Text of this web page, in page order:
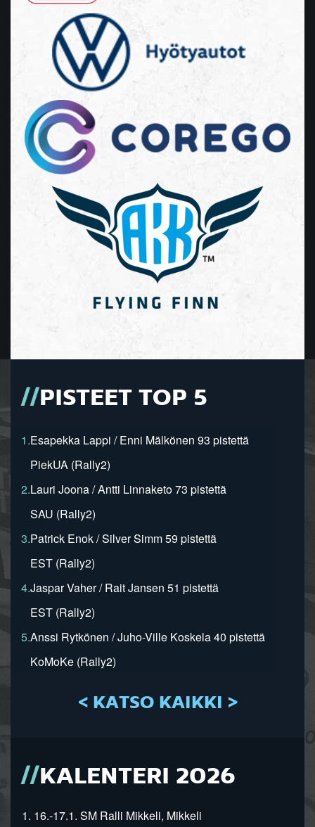
PISTEET TOP 5
1.Esapekka Lappi / Enni Mälkönen 93 pistettä
PiekUA (Rally2)
2.Lauri Joona / Antti Linnaketo 73 pistettä
SAU (Rally2)
3.Patrick Enok / Silver Simm 59 pistettä
EST (Rally2)
4.Jaspar Vaher / Rait Jansen 51 pistettä
EST (Rally2)
5.Anssi Rytkönen / Juho-Ville Koskela 40 pistettä
KoMoKe (Rally2)
< KATSO KAIKKI >
KALENTERI 2026
1. 16.-17.1. SM Ralli Mikkeli, Mikkeli